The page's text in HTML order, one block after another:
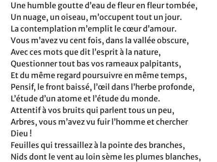
Une humble goutte d’eau de fleur en fleur tombée,
Un nuage, un oiseau, m’occupent tout un jour.
La contemplation m’emplit le cœur d’amour.
Vous m’avez vu cent fois, dans la vallée obscure,
Avec ces mots que dit l’esprit à la nature,
Questionner tout bas vos rameaux palpitants,
Et du même regard poursuivre en même temps,
Pensif, le front baissé, l’œil dans l’herbe profonde,
L’étude d’un atome et l’étude du monde.
Attentif à vos bruits qui parlent tous un peu,
Arbres, vous m’avez vu fuir l’homme et chercher
Dieu !
Feuilles qui tressaillez à la pointe des branches,
Nids dont le vent au loin sème les plumes blanches,